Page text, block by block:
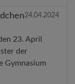
24.04.2024
23. April
der
Gymnasium